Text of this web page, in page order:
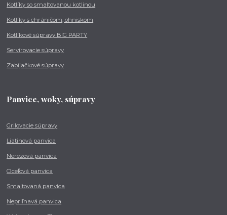
Kotlíky so smaltovanou kotlinou
Kotlíky s chráničom, ohniskom
Kotlíkové súpravy BIG PARTY
Servírovacie súpravy
Zabíjačkové súpravy
Panvice, woky, súpravy
Grilovacie súpravy
Liatinová panvica
Nerezová panvica
Oceľová panvica
Smaltovaná panvica
Nepriľnavá panvica